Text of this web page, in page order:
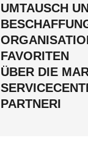
UMTAUSCH
FAVORITEN
ÜBER DIE
PARTNERI